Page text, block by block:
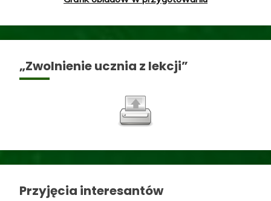
„Zwolnienie ucznia z lekcji”
Przyjęcia interesantów